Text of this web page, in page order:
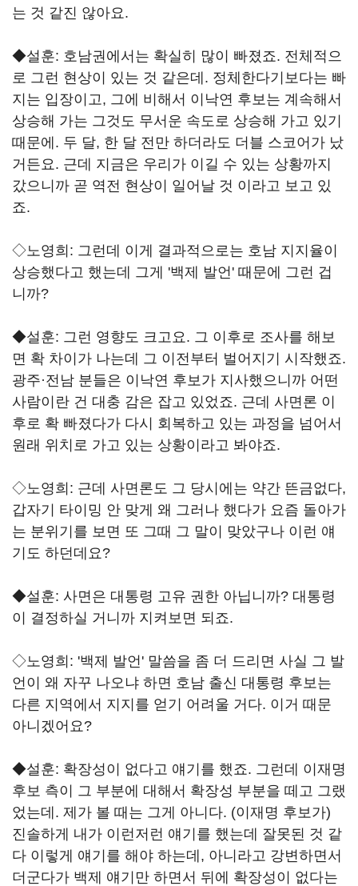
는 것 같진 않아요.
◆설훈: 호남권에서는 확실히 많이 빠졌죠. 전체적으
로 그런 현상이 있는 것 같은데. 정체한다기보다는 빠
지는 입장이고, 그에 비해서 이낙연 후보는 계속해서
상승해 가는 그것도 무서운 속도로 상승해 가고 있기
때문에. 두 달, 한 달 전만 하더라도 더블 스코어가 났
거든요. 근데 지금은 우리가 이길 수 있는 상황까지
갔으니까 곧 역전 현상이 일어날 것 이라고 보고 있
죠.
◇노영희: 그런데 이게 결과적으로는 호남 지지율이
상승했다고 했는데 그게 '백제 발언' 때문에 그런 겁
니까?
◆설훈: 그런 영향도 크고요. 그 이후로 조사를 해보
면 확 차이가 나는데 그 이전부터 벌어지기 시작했죠.
광주·전남 분들은 이낙연 후보가 지사했으니까 어떤
사람이란 건 대충 감은 잡고 있었죠. 근데 사면론 이
후로 확 빠졌다가 다시 회복하고 있는 과정을 넘어서
원래 위치로 가고 있는 상황이라고 봐야죠.
◇노영희: 근데 사면론도 그 당시에는 약간 뜬금없다,
갑자기 타이밍 안 맞게 왜 그러나 했다가 요즘 돌아가
는 분위기를 보면 또 그때 그 말이 맞았구나 이런 얘
기도 하던데요?
◆설훈: 사면은 대통령 고유 권한 아닙니까? 대통령
이 결정하실 거니까 지켜보면 되죠.
◇노영희: '백제 발언' 말씀을 좀 더 드리면 사실 그 발
언이 왜 자꾸 나오냐 하면 호남 출신 대통령 후보는
다른 지역에서 지지를 얻기 어려울 거다. 이거 때문
아니겠어요?
◆설훈: 확장성이 없다고 얘기를 했죠. 그런데 이재명
후보 측이 그 부분에 대해서 확장성 부분을 떼고 그랬
었는데. 제가 볼 때는 그게 아니다. (이재명 후보가)
진솔하게 내가 이런저런 얘기를 했는데 잘못된 것 같
다 이렇게 얘기를 해야 하는데, 아니라고 강변하면서
더군다가 백제 얘기만 하면서 뒤에 확장성이 없다는